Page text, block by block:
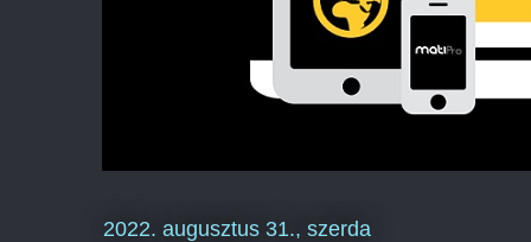
2022. augusztus 31., szerda